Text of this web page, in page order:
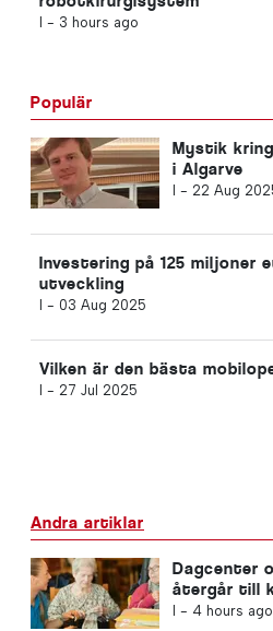
I - 3 hours ago
Populär
Mystik
i Algarve
I - 22 Aug
Investering på 125 miljoner
utveckling
I - 03 Aug 2025
Vilken är den bästa
I - 27 Jul 2025
Andra artiklar
Dagcenter
återgår till
I - 4 hours ago